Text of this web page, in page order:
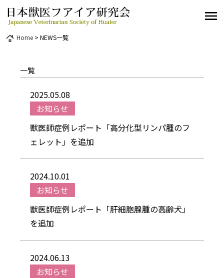
menu
roofing Home > NEWS一覧
一覧
2025.05.08
お知らせ
獣医師症例レポート「高分化型リンパ腫のフ
ェレット」を追加
2024.10.01
お知らせ
獣医師症例レポート「肝細胞腺腫の高齢犬」
を追加
2024.06.13
お知らせ